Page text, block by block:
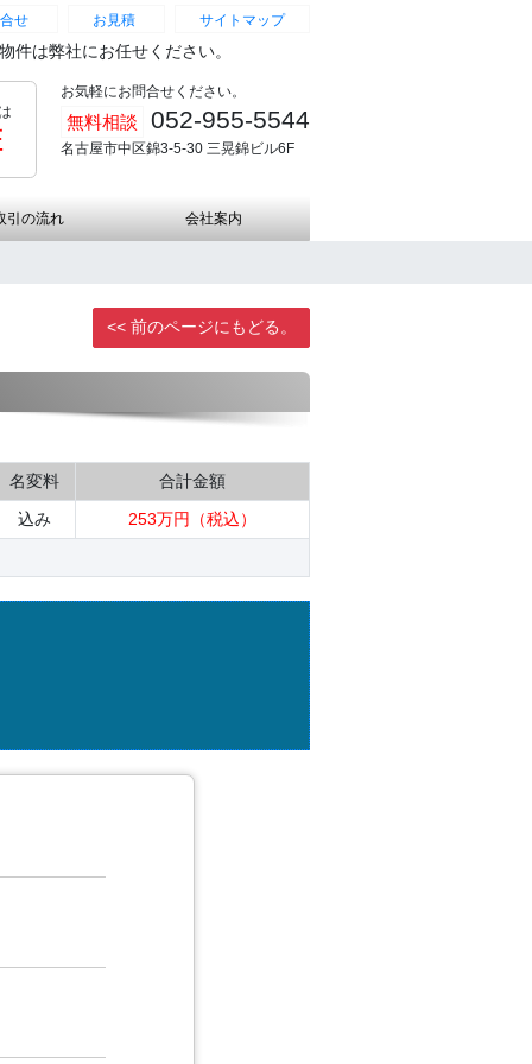
せ お見積 サイトマップ
は弊社にお任せください。
お気軽にお問合せください。
無料相談 052-955-5544
名古屋市中区錦3-5-30 三晃錦ビル6F
引の流れ 会社案内
<< 前のページにもどる。
名変料
合計金額
込み
253万円（税込）